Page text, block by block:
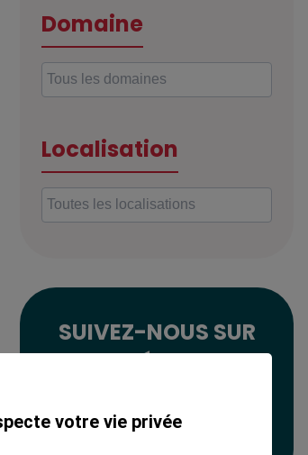
Domaine
Localisation
SUIVEZ-NOUS SUR
votre vie privée